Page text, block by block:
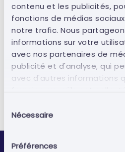
contenu et les publicités,
fonctions de médias
notre trafic. Nous
informations sur votre
avec nos partenaires de
publicité et d'analyse, qui
avec d'autres informations
du
consentement
Nécessaire
Préférences
Impôts
Total
Passer à la